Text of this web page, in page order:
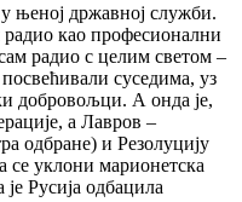
њеној државној служби.
као професионални
радио с целим светом –
суседима, уз
добровољци. А онда је,
а Лавров –
одбране) и Резолуцију
се уклони марионетска
Русија одбацила